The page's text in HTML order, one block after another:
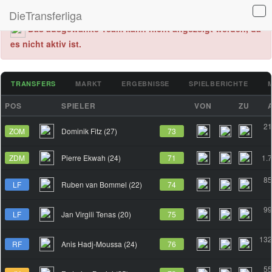
DieTransferliga
Das ausgewählte Team kann nicht angezeigt werden, da
es nicht aktiv ist.
TRANSFERS MARKT ERGEBNISSE SPIELBERICHTE
POS SPIELER VON ZU
ZOM Dominik Fitz (27) 73
ZDM Pierre Ekwah (24) 71
LF Ruben van Bommel (22) 74
LF Jan Virgili Tenas (20) 75
RF Anis Hadj-Moussa (24) 76